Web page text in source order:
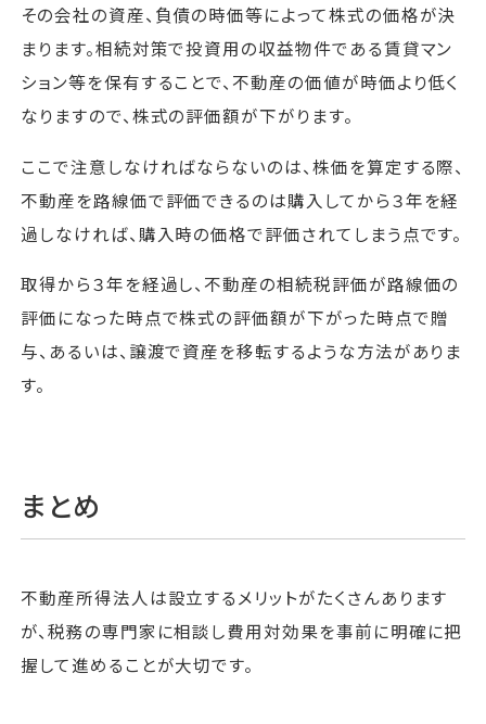
その会社の資産、負債の時価等によって株式の価格が決
まります。相続対策で投資用の収益物件である賃貸マン
ション等を保有することで、不動産の価値が時価より低く
なりますので、株式の評価額が下がります。
ここで注意しなければならないのは、株価を算定する際、
不動産を路線価で評価できるのは購入してから３年を経
過しなければ、購入時の価格で評価されてしまう点です。
取得から３年を経過し、不動産の相続税評価が路線価の
評価になった時点で株式の評価額が下がった時点で贈
与、あるいは、譲渡で資産を移転するような方法がありま
す。
まとめ
不動産所得法人は設立するメリットがたくさんあります
が、税務の専門家に相談し費用対効果を事前に明確に把
握して進めることが大切です。